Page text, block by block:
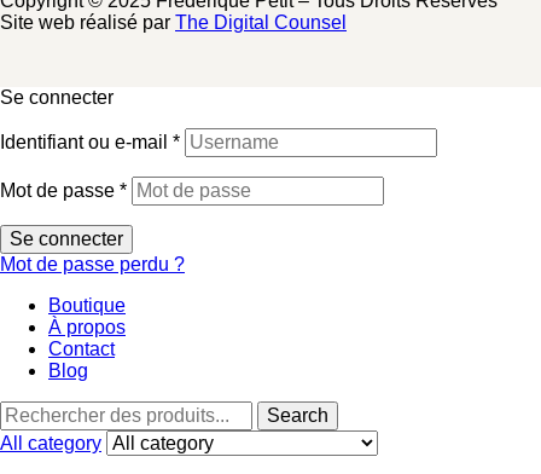
Site web réalisé par The Digital Counsel
Se connecter
Identifiant ou e-mail *
Mot de passe *
Se connecter
Mot de passe perdu ?
Boutique
À propos
Contact
Blog
Search
for:
Search
All category